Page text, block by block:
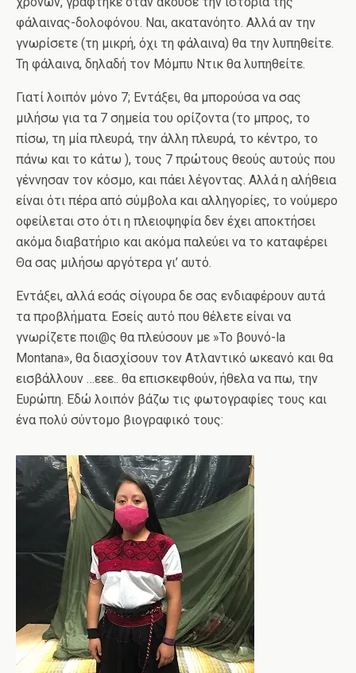
φάλαινας-δολοφόνου. Ναι, ακατανόητο. Αλλά αν την
γνωρίσετε (τη μικρή, όχι τη φάλαινα) θα την λυπηθείτε.
Τη φάλαινα, δηλαδή τον Μόμπυ Ντικ θα λυπηθείτε.
Γιατί λοιπόν μόνο 7; Εντάξει, θα μπορούσα να σας
μιλήσω για τα 7 σημεία του ορίζοντα (το μπρος, το
πίσω, τη μία πλευρά, την άλλη πλευρά, το κέντρο, το
πάνω και το κάτω ), τους 7 πρώτους θεούς αυτούς που
γέννησαν τον κόσμο, και πάει λέγοντας. Αλλά η αλήθεια
είναι ότι πέρα από σύμβολα και αλληγορίες, το νούμερο
οφείλεται στο ότι η πλειοψηφία δεν έχει αποκτήσει
ακόμα διαβατήριο και ακόμα παλεύει να το καταφέρει
Θα σας μιλήσω αργότερα γι’ αυτό.
Εντάξει, αλλά εσάς σίγουρα δε σας ενδιαφέρουν αυτά
τα προβλήματα. Εσείς αυτό που θέλετε είναι να
γνωρίζετε ποι@ς θα πλεύσουν με »Το βουνό-la
Montana», θα διασχίσουν τον Ατλαντικό ωκεανό και θα
εισβάλλουν …εεε.. θα επισκεφθούν, ήθελα να πω, την
Ευρώπη. Εδώ λοιπόν βάζω τις φωτογραφίες τους και
ένα πολύ σύντομο βιογραφικό τους: